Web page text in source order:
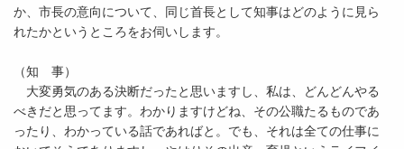
か、市長の意向について、同じ首長として知事はどのように見ら
れたかというところをお伺いします。
（知 事）
大変勇気のある決断だったと思いますし、私は、どんどんやる
べきだと思ってます。わかりますけどね、その公職たるものであ
ったり、わかっている話であればと。でも、それは全ての仕事に